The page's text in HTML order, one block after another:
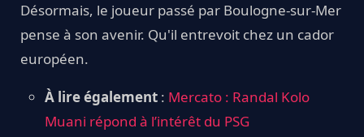
Désormais, le joueur passé par Boulogne-sur-Mer
pense à son avenir. Qu'il entrevoit chez un cador
européen.
À lire également : Mercato : Randal Kolo
Muani répond à l’intérêt du PSG